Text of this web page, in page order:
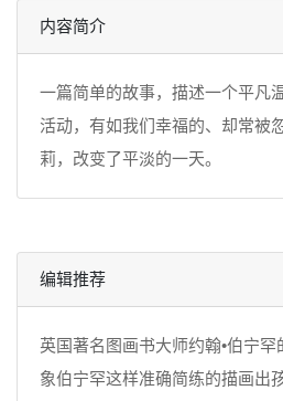
内容简介
一篇简单的故事，描述一个平凡
活动，有如我们幸福的、却常被
莉，改变了平淡的一天。
编辑推荐
英国著名图画书大师约翰•伯宁
象伯宁罕这样准确简练的描画出